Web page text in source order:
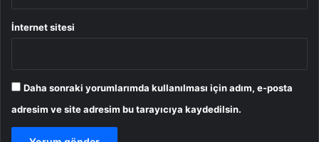
İnternet sitesi
Daha sonraki yorumlarımda kullanılması için adım, e-posta
adresim ve site adresim bu tarayıcıya kaydedilsin.